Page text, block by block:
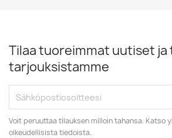
Tilaa tuoreimmat uutiset ja
tarjouksistamme
Voit peruuttaa tilauksen milloin tahansa. Katso
oikeudellisista tiedoista.